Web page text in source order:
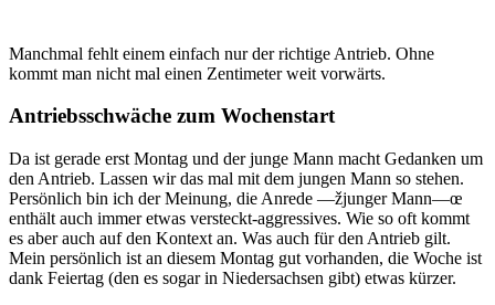
Manchmal fehlt einem einfach nur der richtige Antrieb. Ohne
kommt man nicht mal einen Zentimeter weit vorwärts.
Antriebsschwäche zum Wochenstart
Da ist gerade erst Montag und der junge Mann macht Gedanken um
den Antrieb. Lassen wir das mal mit dem jungen Mann so stehen.
Persönlich bin ich der Meinung, die Anrede —žjunger Mann—œ
enthält auch immer etwas versteckt-aggressives. Wie so oft kommt
es aber auch auf den Kontext an. Was auch für den Antrieb gilt.
Mein persönlich ist an diesem Montag gut vorhanden, die Woche ist
dank Feiertag (den es sogar in Niedersachsen gibt) etwas kürzer.